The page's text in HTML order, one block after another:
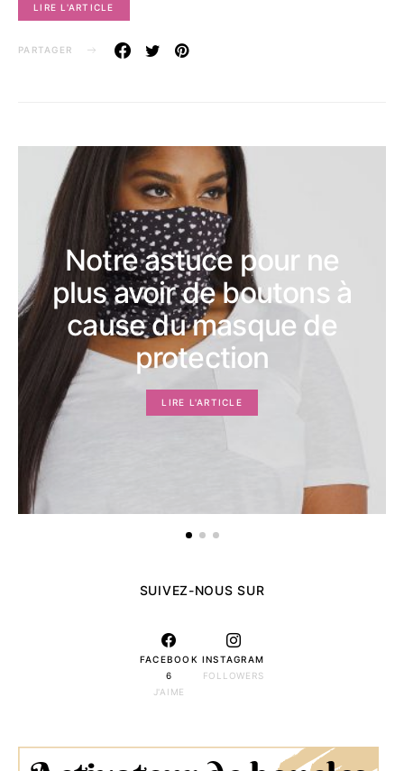
LIRE L'ARTICLE
PARTAGER
Notre astuce pour ne
plus avoir de boutons à
cause du masque de
protection
LIRE L'ARTICLE
SUIVEZ-NOUS SUR
FACEBOOK
6
J'AIME
INSTAGRAM
FOLLOWERS